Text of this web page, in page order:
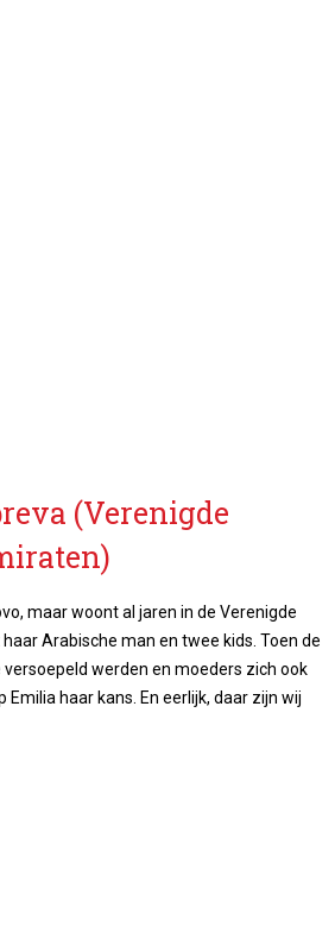
(Verenigde
maar woont al jaren in de Verenigde
Arabische man en twee kids. Toen de
versoepeld werden en moeders zich ook
Emilia haar kans. En eerlijk, daar zijn wij